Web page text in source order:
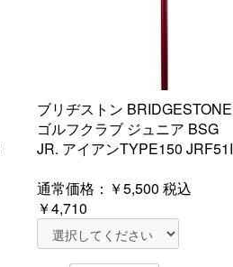
ブリヂストン BRIDGESTONE
ゴルフクラブ ジュニア BSG
JR. アイアンTYPE150 JRF51I
通常価格： ￥5,500 税込
￥4,710